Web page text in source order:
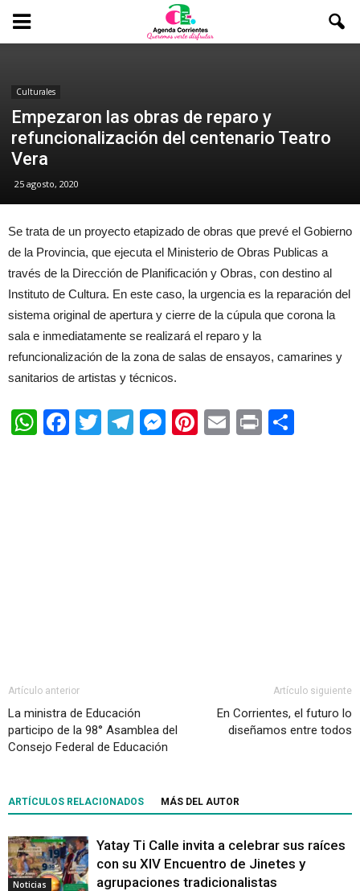
Culturales
Empezaron las obras de reparo y
refuncionalización del centenario Teatro
Vera
25 agosto, 2020
Se trata de un proyecto etapizado de obras que prevé el Gobierno
de la Provincia, que ejecuta el Ministerio de Obras Publicas a
través de la Dirección de Planificación y Obras, con destino al
Instituto de Cultura. En este caso, la urgencia es la reparación del
sistema original de apertura y cierre de la cúpula que corona la
sala e inmediatamente se realizará el reparo y la
refuncionalización de la zona de salas de ensayos, camarines y
sanitarios de artistas y técnicos.
WhatsApp
Facebook
TwitterTelegram
Messenger
Pinterest
EmailPrint
Artículo anterior
La ministra de Educación
participo de la 98° Asamblea del
Consejo Federal de Educación
Artículo siguiente
En Corrientes, el futuro lo
diseñamos entre todos
ARTÍCULOS RELACIONADOS MÁS DEL AUTOR
Noticias
Yatay Ti Calle invita a celebrar sus raíces
con su XIV Encuentro de Jinetes y
agrupaciones tradicionalistas